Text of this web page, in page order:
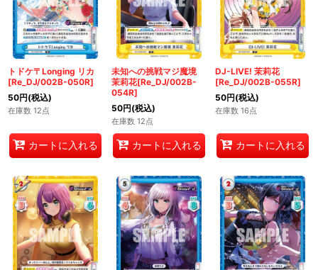
トドケ〒Longing リカ
[Re_DJ/002B-050R]
50円(税込)
在庫数 12点
カートに入れる
未知への挑戦マジ魔境
茉莉花[Re_DJ/002B-
054R]
50円(税込)
在庫数 12点
カートに入れる
DJ-LIVE! 茉莉花
[Re_DJ/002B-055R]
50円(税込)
在庫数 16点
カートに入れる